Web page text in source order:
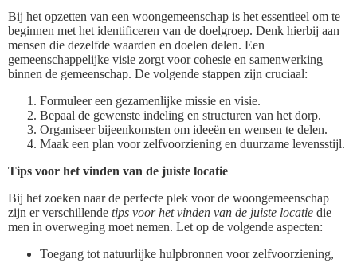
Bij het opzetten van een woongemeenschap is het essentieel om te
beginnen met het identificeren van de doelgroep. Denk hierbij aan
mensen die dezelfde waarden en doelen delen. Een
gemeenschappelijke visie zorgt voor cohesie en samenwerking
binnen de gemeenschap. De volgende stappen zijn cruciaal:
Formuleer een gezamenlijke missie en visie.
Bepaal de gewenste indeling en structuren van het dorp.
Organiseer bijeenkomsten om ideeën en wensen te delen.
Maak een plan voor zelfvoorziening en duurzame levensstijl.
Tips voor het vinden van de juiste locatie
Bij het zoeken naar de perfecte plek voor de woongemeenschap
zijn er verschillende tips voor het vinden van de juiste locatie die
men in overweging moet nemen. Let op de volgende aspecten:
Toegang tot natuurlijke hulpbronnen voor zelfvoorziening,